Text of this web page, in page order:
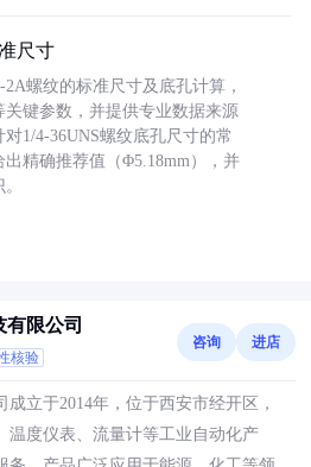
尺寸
螺纹的标准尺寸及底孔计算，
键参数，并提供专业数据来源
对1/4-36UNS螺纹底孔尺寸的常
出精确推荐值（Φ5.18mm），并
限公司
核验
咨询 进店
立于2014年，位于西安市经开区，
温度仪表、流量计等工业自动化产